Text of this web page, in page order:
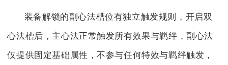
装备解锁的副心法槽位有独立触发规则，开启双
心法槽后，主心法正常触发所有效果与羁绊，副心法
仅提供固定基础属性，不参与任何特效与羁绊触发，